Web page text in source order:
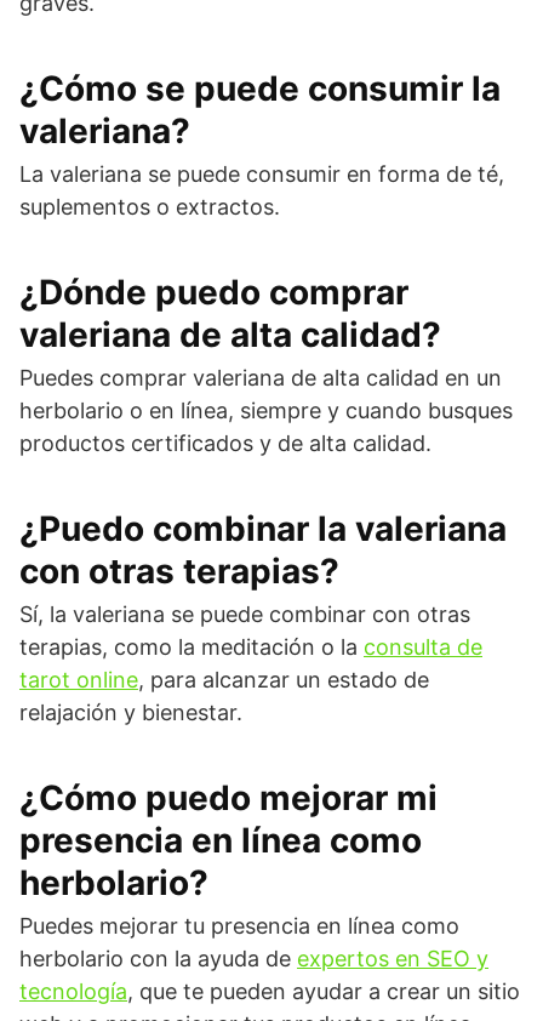
¿Cómo se puede consumir la
valeriana?
La valeriana se puede consumir en forma de té,
suplementos o extractos.
¿Dónde puedo comprar
valeriana de alta calidad?
Puedes comprar valeriana de alta calidad en un
herbolario o en línea, siempre y cuando busques
productos certificados y de alta calidad.
¿Puedo combinar la valeriana
con otras terapias?
Sí, la valeriana se puede combinar con otras
terapias, como la meditación o la consulta de
tarot online, para alcanzar un estado de
relajación y bienestar.
¿Cómo puedo mejorar mi
presencia en línea como
herbolario?
Puedes mejorar tu presencia en línea como
herbolario con la ayuda de expertos en SEO y
tecnología, que te pueden ayudar a crear un sitio